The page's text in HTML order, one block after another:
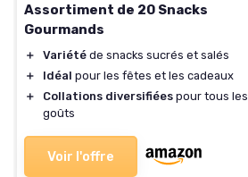
Assortiment de 20 Snacks
Gourmands
＋ Variété de snacks sucrés et salés
＋
Idéal pour les fêtes et les cadeaux
＋
Collations diversifiées pour tous les
goûts
Voir l'offre